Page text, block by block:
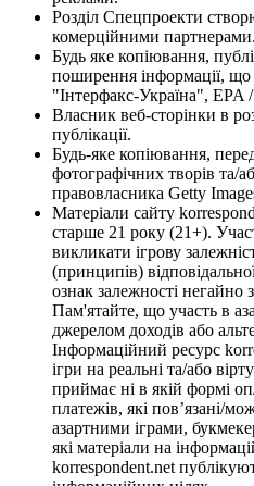
Розділ Спецпроекти
комерційними партнерами.
Будь яке копіювання,
поширення інформації, що
"Інтерфакс-Україна", EPA
Власник веб-сторінки в
публікації.
Будь-яке копіювання,
фотографічних творів та/
правовласника Getty
Матеріали сайту
старше 21 року (21+).
викликати ігрову
(принципів)
ознак залежності негайно
Пам'ятайте, що участь в
джерелом доходів або
Інформаційний ресурс
ігри на реальні та/або
приймає ні в якій формі
платежів, які пов’язані/
азартними іграми,
які матеріали на
korrespondent.net